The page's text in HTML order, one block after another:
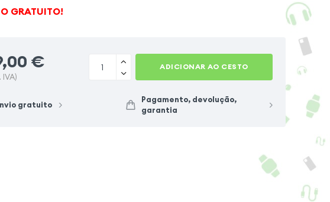
GRATUITO!
€
IVA)
ADICIONAR AO CESTO
gratuito
Pagamento, devolução,
garantia